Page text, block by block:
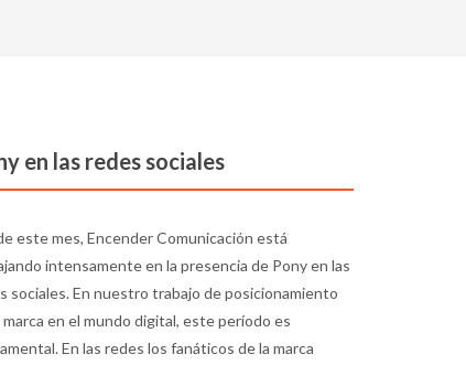
en las redes sociales
este mes, Encender Comunicación está
intensamente en la presencia de Pony en las
sociales. En nuestro trabajo de posicionamiento
marca en el mundo digital, este período es
En las redes los fanáticos de la marca